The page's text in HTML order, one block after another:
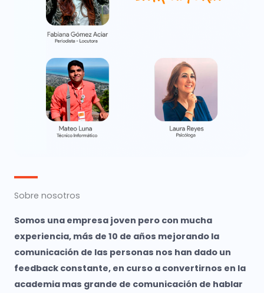
Sobre nosotros
Somos una empresa joven pero con mucha
experiencia, más de 10 de años mejorando la
comunicación de las personas nos han dado un
feedback constante, en curso a convertirnos en la
academia mas grande de comunicación de hablar